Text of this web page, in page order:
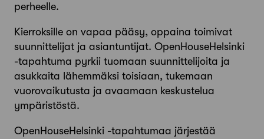
perheelle.
Kierroksille on vapaa pääsy, oppaina toimivat
suunnittelijat ja asiantuntijat. OpenHouseHelsinki
-tapahtuma pyrkii tuomaan suunnittelijoita ja
asukkaita lähemmäksi toisiaan, tukemaan
vuorovaikutusta ja avaamaan keskustelua
ympäristöstä.
OpenHouseHelsinki -tapahtumaa järjestää